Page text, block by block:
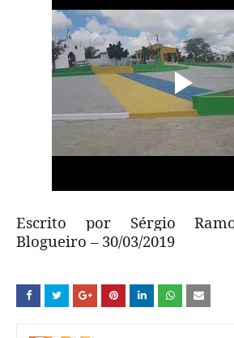
Escrito por Sérgio
Blogueiro – 30/03/2019